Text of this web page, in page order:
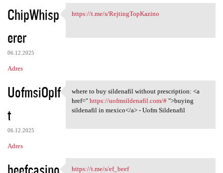
ChipWhisp
erer
06.12.2025
Adres
https://t.me/s
https://t.me/s/RejtingTopKazino
UofmsiOpIf
t
06.12.2025
Adres
where to buy sildenafil
where to buy sildenafil without prescription: <a
href=" https://uofmsildenafil.com/#">buying
sildenafil in mexico</a> - Uofm Sildenafil
https://t.me/s/ef_beef